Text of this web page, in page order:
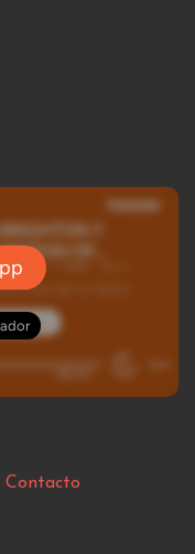
Contacto